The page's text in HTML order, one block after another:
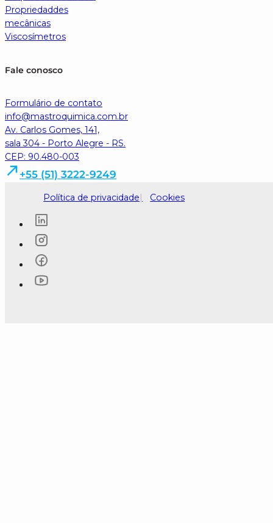
Propriedaddes
mecânicas
Viscosímetros
Fale conosco
Formulário de contato
info@mastroquimica.com.br
Av. Carlos Gomes, 141,
sala 304 - Porto Alegre - RS.
CEP: 90.480-003
+55 (51) 3222-9249
Política de privacidade Cookies